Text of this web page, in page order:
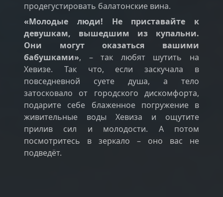
продегустировать балатонские вина.
«Молодые люди! Не приставайте к
девушкам, вышедшим из купальни.
Они могут оказаться вашими
бабушками», – так любят шутить на
Хевизе. Так что, если заскучала в
повседневной суете душа, а тело
затосковало от городского дискомфорта,
подарите себе блаженное погружение в
живительные воды Хевиза и ощутите
прилив сил и молодости. А потом
посмотритесь в зеркало – оно вас не
подведёт.